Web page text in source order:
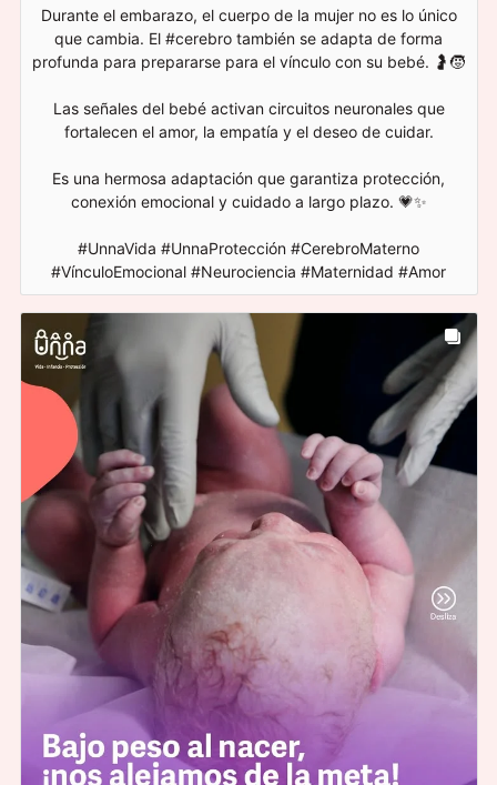
Durante el embarazo, el cuerpo de la mujer no es lo único
que cambia. El #cerebro también se adapta de forma
profunda para prepararse para el vínculo con su bebé. 🤰🧒
Las señales del bebé activan circuitos neuronales que
fortalecen el amor, la empatía y el deseo de cuidar.
Es una hermosa adaptación que garantiza protección,
conexión emocional y cuidado a largo plazo. 💗✨
#UnnaVida #UnnaProtección #CerebroMaterno
#VínculoEmocional #Neurociencia #Maternidad #Amor